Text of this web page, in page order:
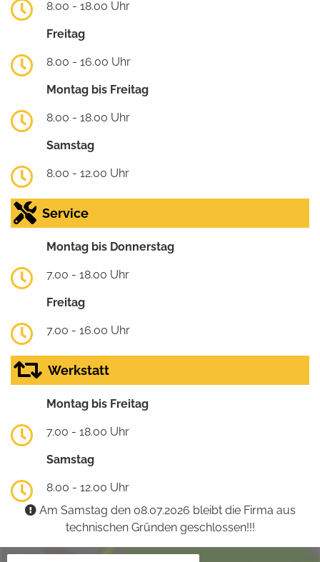
8.00 - 18.00 Uhr
Freitag
8.00 - 16.00 Uhr
Montag bis Freitag
8.00 - 18.00 Uhr
Samstag
8.00 - 12.00 Uhr
Service
Montag bis Donnerstag
7.00 - 18.00 Uhr
Freitag
7.00 - 16.00 Uhr
Werkstatt
Montag bis Freitag
7.00 - 18.00 Uhr
Samstag
8.00 - 12.00 Uhr
Am Samstag den 08.07.2026 bleibt die Firma aus
technischen Gründen geschlossen!!!